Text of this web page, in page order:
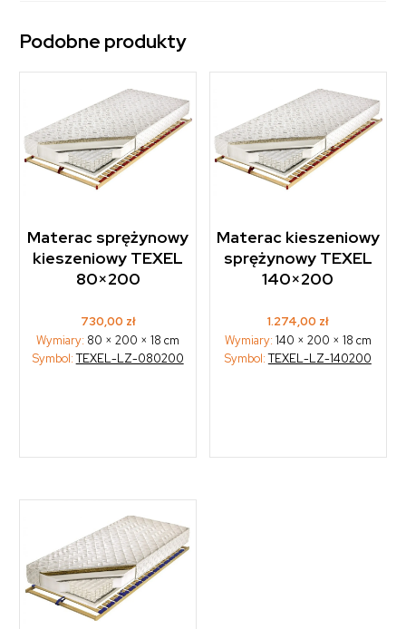
Podobne produkty
Materac sprężynowy
kieszeniowy TEXEL
80×200
730,00 zł
Wymiary: 80 × 200 × 18 cm
Symbol:TEXEL-LZ-080200
Materac kieszeniowy
sprężynowy TEXEL
140×200
1.274,00 zł
Wymiary: 140 × 200 × 18 cm
Symbol:TEXEL-LZ-140200